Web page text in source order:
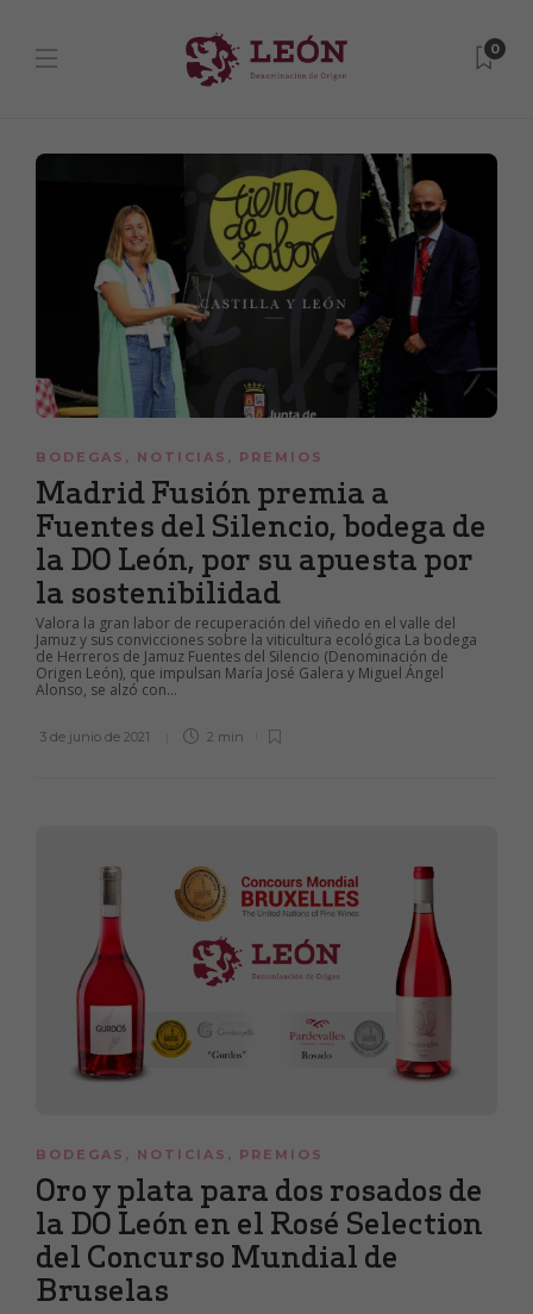
0
BODEGAS , NOTICIAS , PREMIOS
Madrid Fusión premia a
Fuentes del Silencio, bodega de
la DO León, por su apuesta por
la sostenibilidad
Valora la gran labor de recuperación del viñedo en el valle del
Jamuz y sus convicciones sobre la viticultura ecológica La bodega
de Herreros de Jamuz Fuentes del Silencio (Denominación de
Origen León), que impulsan María José Galera y Miguel Ángel
Alonso, se alzó con...
3 de junio de 2021 2 min
BODEGAS , NOTICIAS , PREMIOS
Oro y plata para dos rosados de
la DO León en el Rosé Selection
del Concurso Mundial de
Bruselas